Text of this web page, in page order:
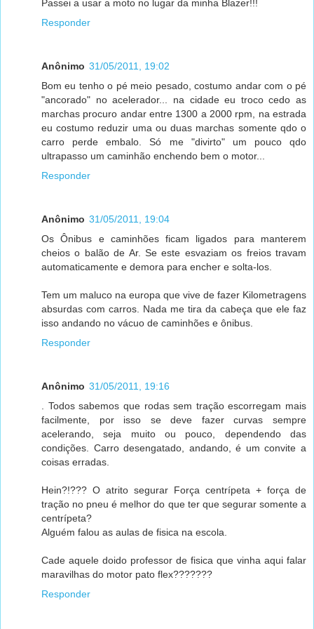
Passei a usar a moto no lugar da minha Blazer!!!
Responder
Anônimo 31/05/2011, 19:02
Bom eu tenho o pé meio pesado, costumo andar com o pé
"ancorado" no acelerador... na cidade eu troco cedo as
marchas procuro andar entre 1300 a 2000 rpm, na estrada
eu costumo reduzir uma ou duas marchas somente qdo o
carro perde embalo. Só me "divirto" um pouco qdo
ultrapasso um caminhão enchendo bem o motor...
Responder
Anônimo 31/05/2011, 19:04
Os Ônibus e caminhões ficam ligados para manterem
cheios o balão de Ar. Se este esvaziam os freios travam
automaticamente e demora para encher e solta-los.
Tem um maluco na europa que vive de fazer Kilometragens
absurdas com carros. Nada me tira da cabeça que ele faz
isso andando no vácuo de caminhões e ônibus.
Responder
Anônimo 31/05/2011, 19:16
. Todos sabemos que rodas sem tração escorregam mais
facilmente, por isso se deve fazer curvas sempre
acelerando, seja muito ou pouco, dependendo das
condições. Carro desengatado, andando, é um convite a
coisas erradas.
Hein?!??? O atrito segurar Força centrípeta + força de
tração no pneu é melhor do que ter que segurar somente a
centrípeta?
Alguém falou as aulas de fisica na escola.
Cade aquele doido professor de fisica que vinha aqui falar
maravilhas do motor pato flex???????
Responder